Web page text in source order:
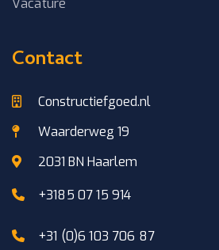
Vacature
Contact
Constructiefgoed.nl
Waarderweg 19
2031 BN Haarlem
+3185 07 15 914
+31 (0)6 103 706 87